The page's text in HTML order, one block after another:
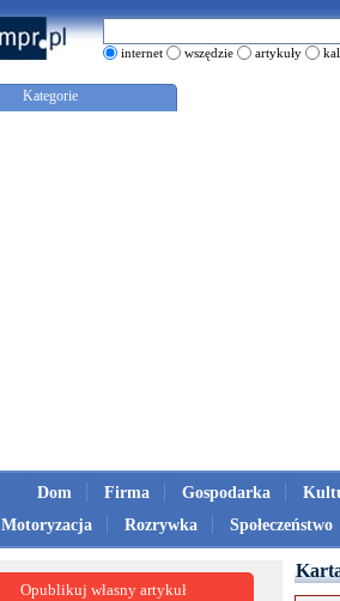
internet wszędzie artykuły
Kategorie
Dom Firma Gospodarka
Motoryzacja
Rozrywka Społeczeństwo
Opublikuj własny artykuł